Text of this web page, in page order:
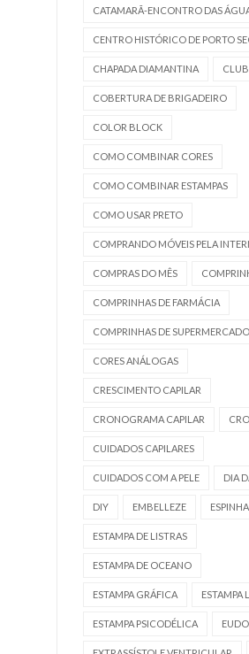
CATAMARÃ-ENCONTRO DAS
CENTRO HISTÓRICO DE PORTO
CHAPADA DIAMANTINA
COBERTURA DE BRIGADEIRO
COLOR BLOCK
COMO COMBINAR CORES
COMO COMBINAR ESTAMPAS
COMO USAR PRETO
COMPRANDO MÓVEIS PELA
COMPRAS DO MÊS
COMPRINHAS DE FARMÁCIA
COMPRINHAS DE SUPERMERCADO
CORES ANÁLOGAS
CRESCIMENTO CAPILAR
CRONOGRAMA CAPILAR
CUIDADOS CAPILARES
CUIDADOS COM A PELE DIA
DIY EMBELLEZE
ESTAMPA DE LISTRAS
ESTAMPA DE OCEANO
ESTAMPA GRÁFICA ESTAMPA
ESTAMPA PSICODÉLICA